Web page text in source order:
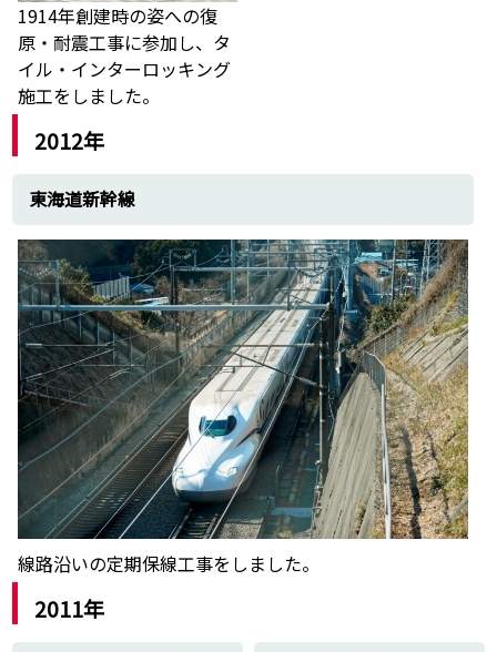
1914年創建時の姿への復
原・耐震工事に参加し、タ
イル・インターロッキング
施工をしました。
2012年
東海道新幹線
線路沿いの定期保線工事をしました。
2011年